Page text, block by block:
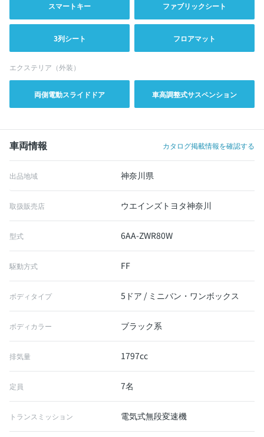
スマートキー ファブリックシート
3列シート フロアマット
エクステリア（外装）
両側電動スライドドア 車高調整式サスペンション
車両情報 カタログ掲載情報を確認する
出品地域 神奈川県
取扱販売店 ウエインズトヨタ神奈川
型式 6AA-ZWR80W
駆動方式 FF
ボディタイプ 5ドア / ミニバン・ワンボックス
ボディカラー ブラック系
排気量 1797cc
定員 7名
トランスミッション 電気式無段変速機